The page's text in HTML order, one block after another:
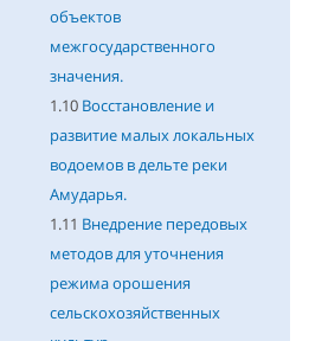
объектов
межгосударственного
значения.
1.10 Восстановление и
развитие малых локальных
водоемов в дельте реки
Амударья.
1.11 Внедрение передовых
методов для уточнения
режима орошения
сельскохозяйственных